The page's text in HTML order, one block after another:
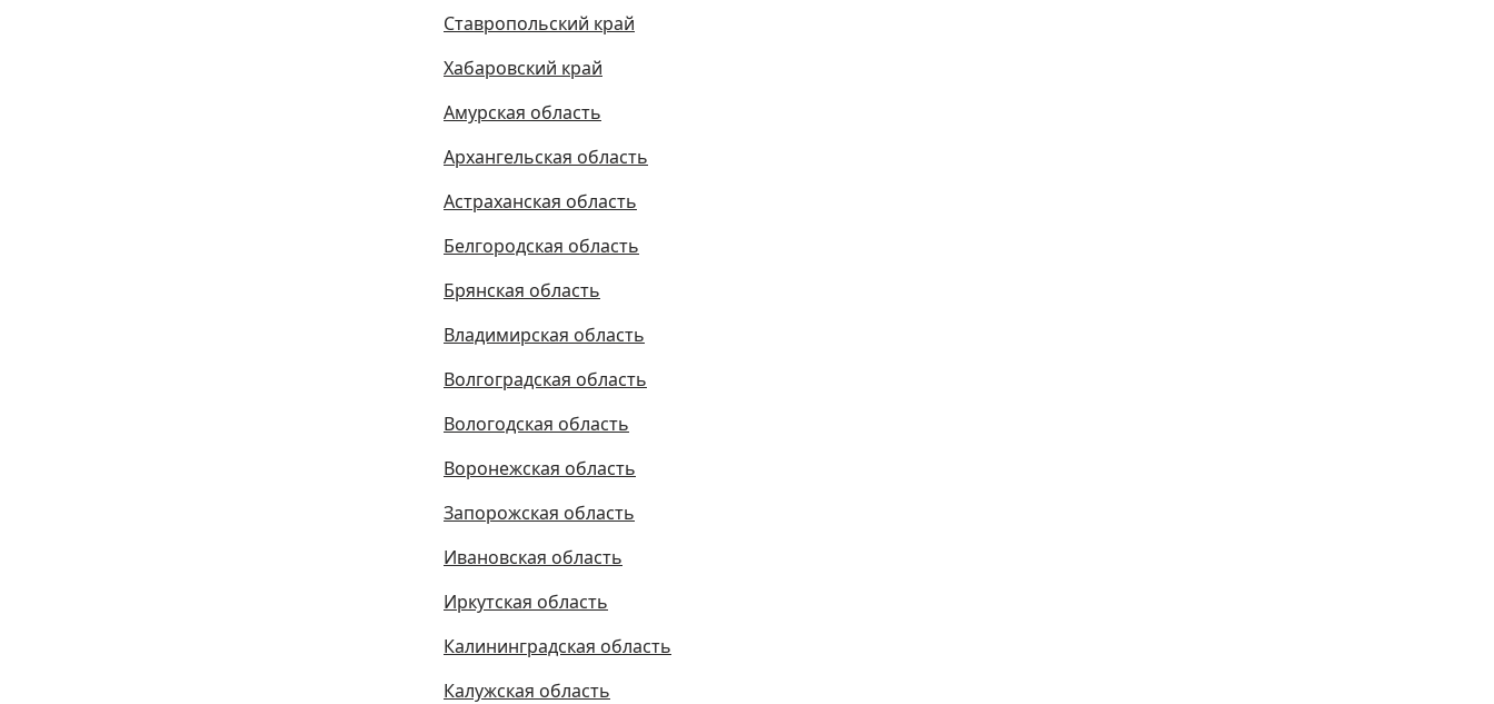
Ставропольский край
Хабаровский край
Амурская область
Архангельская область
Астраханская область
Белгородская область
Брянская область
Владимирская область
Волгоградская область
Вологодская область
Воронежская область
Запорожская область
Ивановская область
Иркутская область
Калининградская область
Калужская область